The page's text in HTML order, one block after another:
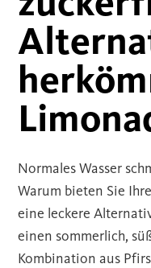
Normales Wasser
Warum bieten Sie
eine leckere
einen sommerlich,
Kombination aus